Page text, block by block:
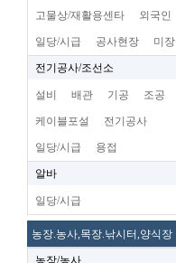
고물상/재활용센타 외국인
일당/시급 공사현장 미장
전기공사/조선소
설비 배관 기공 조공
케이블포설 전기공사
일당/시급 용접
알바
일당/시급
농장.농사,목장.낚시터,양식장
농장/농사